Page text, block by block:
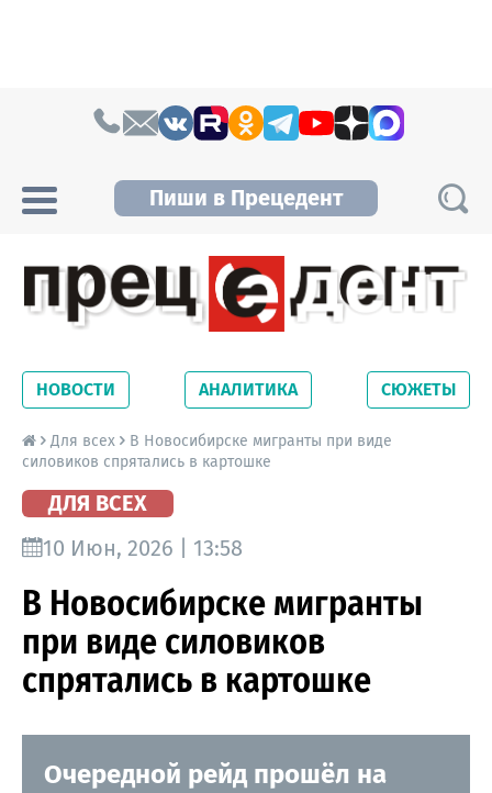
Пиши в Прецедент
Новосибирской области. Читайте свежие
новости на сайте сетевого издания
Precedent.
НОВОСТИ АНАЛИТИКА СЮЖЕТЫ
Для всех
В Новосибирске мигранты при виде
силовиков спрятались в картошке
ДЛЯ ВСЕХ
10 Июн, 2026 | 13:58
В Новосибирске мигранты
при виде силовиков
спрятались в картошке
Очередной рейд прошёл на